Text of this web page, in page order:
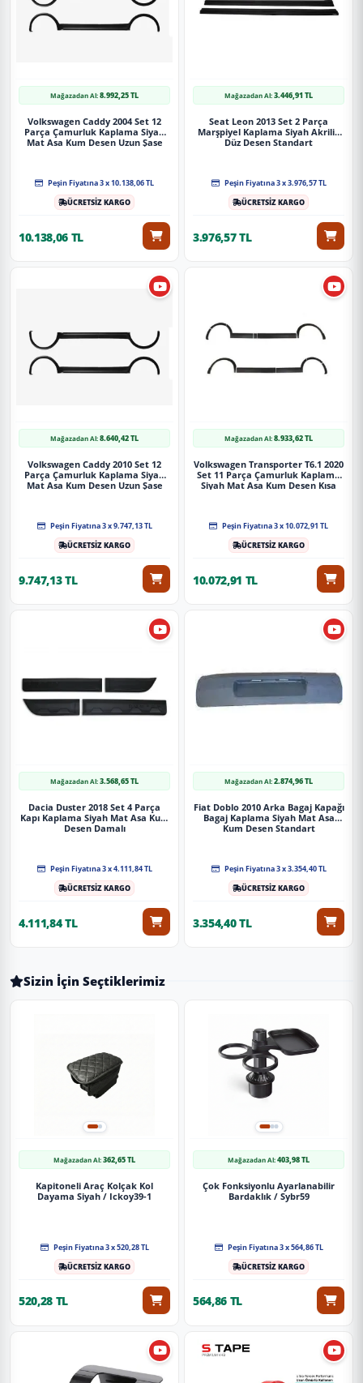
Mağazadan Al:8.992,25 TL
Volkswagen Caddy 2004 Set 12
Parça Çamurluk Kaplama Siyah
Mat Asa Kum Desen Uzun Şase
Peşin Fiyatına 3 x 10.138,06 TL
ÜCRETSİZ KARGO
10.138,06 TL
Mağazadan Al:3.446,91 TL
Seat Leon 2013 Set 2 Parça
Marşpiyel Kaplama Siyah Akrilik
Düz Desen Standart
Peşin Fiyatına 3 x 3.976,57 TL
ÜCRETSİZ KARGO
3.976,57 TL
Mağazadan Al:8.640,42 TL
Volkswagen Caddy 2010 Set 12
Parça Çamurluk Kaplama Siyah
Mat Asa Kum Desen Uzun Şase
Peşin Fiyatına 3 x 9.747,13 TL
ÜCRETSİZ KARGO
9.747,13 TL
Mağazadan Al:8.933,62 TL
Volkswagen Transporter T6.1 2020
Set 11 Parça Çamurluk Kaplama
Siyah Mat Asa Kum Desen Kısa
Peşin Fiyatına 3 x 10.072,91 TL
ÜCRETSİZ KARGO
10.072,91 TL
Mağazadan Al:3.568,65 TL
Dacia Duster 2018 Set 4 Parça
Kapı Kaplama Siyah Mat Asa Kum
Desen Damalı
Peşin Fiyatına 3 x 4.111,84 TL
ÜCRETSİZ KARGO
4.111,84 TL
Mağazadan Al:2.874,96 TL
Fiat Doblo 2010 Arka Bagaj Kapağı
Bagaj Kaplama Siyah Mat Asa
Kum Desen Standart
Peşin Fiyatına 3 x 3.354,40 TL
ÜCRETSİZ KARGO
3.354,40 TL
Sizin İçin Seçtiklerimiz
Mağazadan Al:362,65 TL
Kapitoneli Araç Kolçak Kol
Dayama Siyah / Ickoy39-1
Peşin Fiyatına 3 x 520,28 TL
ÜCRETSİZ KARGO
520,28 TL
Mağazadan Al:403,98 TL
Çok Fonksiyonlu Ayarlanabilir
Bardaklık / Sybr59
Peşin Fiyatına 3 x 564,86 TL
ÜCRETSİZ KARGO
564,86 TL